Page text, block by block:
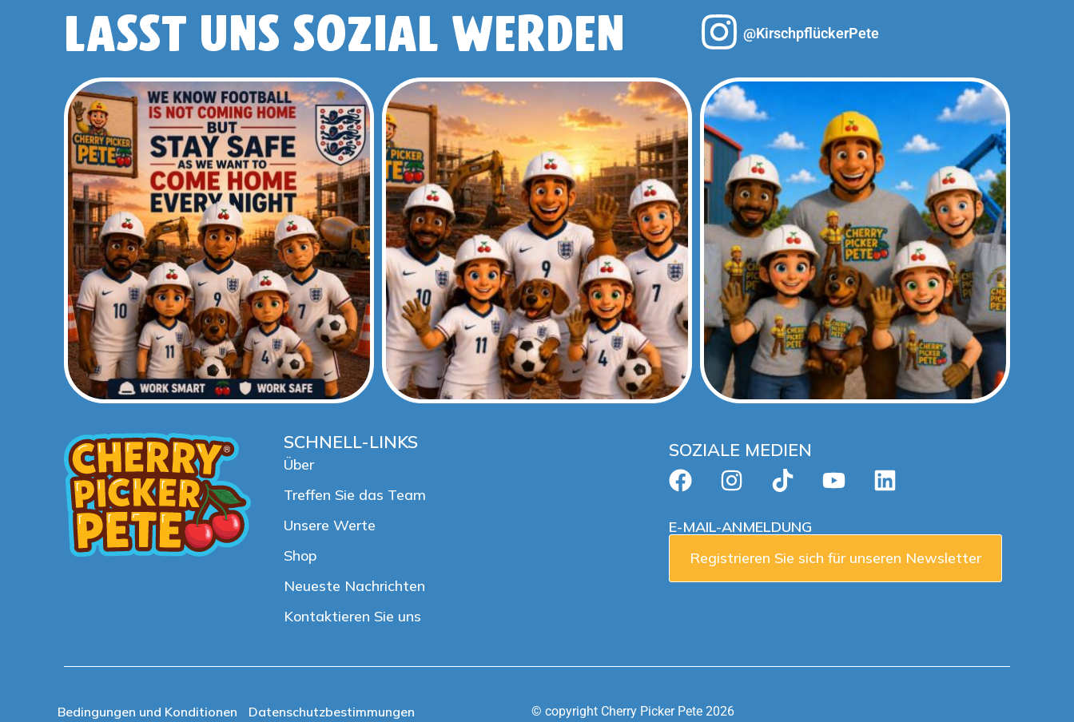
LASST UNS SOZIAL WERDEN @KirschpflückerPete
SCHNELL-LINKS
Über
Treffen Sie das Team
Unsere Werte
Shop
Neueste Nachrichten
Kontaktieren Sie uns
SOZIALE MEDIEN
E-MAIL-ANMELDUNG
Registrieren Sie sich für unseren Newsletter
Bedingungen und Konditionen Datenschutzbestimmungen © copyright Cherry Picker Pete 2026